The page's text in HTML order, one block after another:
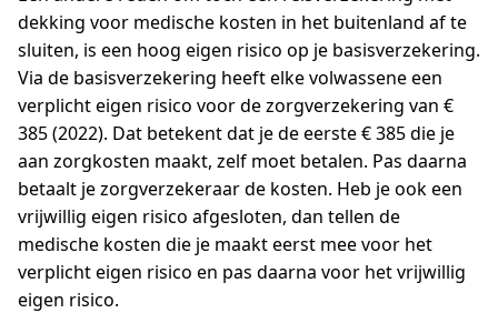
dekking voor medische kosten in het buitenland af te
sluiten, is een hoog eigen risico op je basisverzekering.
Via de basisverzekering heeft elke volwassene een
verplicht eigen risico voor de zorgverzekering van €
385 (2022). Dat betekent dat je de eerste € 385 die je
aan zorgkosten maakt, zelf moet betalen. Pas daarna
betaalt je zorgverzekeraar de kosten. Heb je ook een
vrijwillig eigen risico afgesloten, dan tellen de
medische kosten die je maakt eerst mee voor het
verplicht eigen risico en pas daarna voor het vrijwillig
eigen risico.